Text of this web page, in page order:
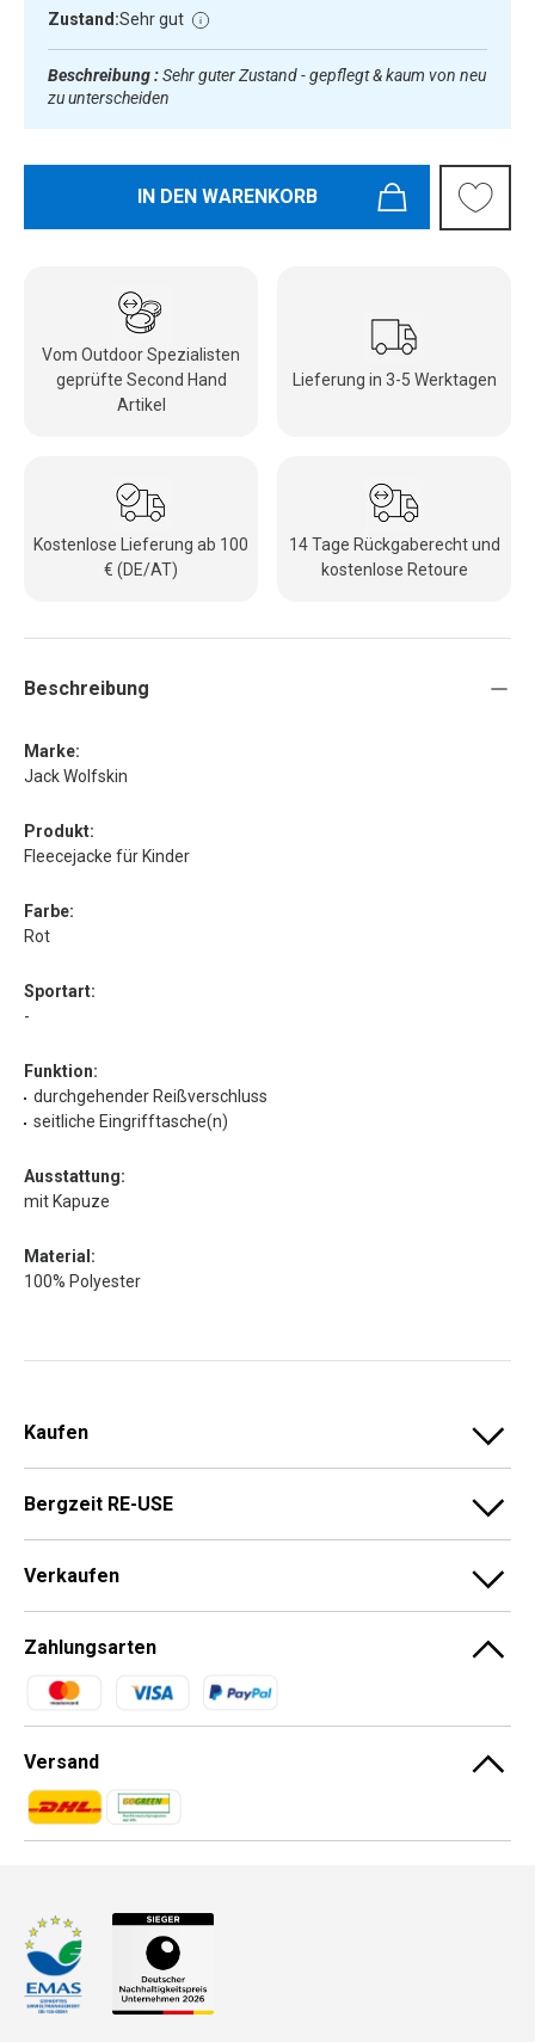
Zustand:Sehr gut
Beschreibung :Sehr guter Zustand - gepflegt & kaum von neu
zu unterscheiden
IN DEN WARENKORB
Vom Outdoor Spezialisten
geprüfte Second Hand
Artikel
Lieferung in 3-5 Werktagen
Kostenlose Lieferung ab 100
€ (DE/AT)
14 Tage Rückgaberecht und
kostenlose Retoure
Beschreibung
Marke:
Jack Wolfskin
Produkt:
Fleecejacke für Kinder
Farbe:
Rot
Sportart:
-
Funktion:
durchgehender Reißverschluss
seitliche Eingrifftasche(n)
Ausstattung:
mit Kapuze
Material:
100% Polyester
Kaufen
Bergzeit RE-USE
Verkaufen
Zahlungsarten
Zahlungsmethoden
Versand
Zahlungsmethoden
Zahlungsmethoden